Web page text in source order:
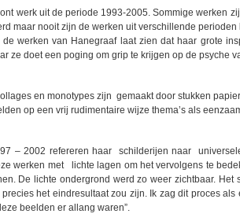
werk uit de periode 1993-2005. Sommige werken
maar nooit zijn de werken uit verschillende
de werken van Hanegraaf laat zien dat haar grote
ze doet een poging om grip te krijgen op de psyche
en monotypes zijn gemaakt door stukken
op een vrij rudimentaire wijze thema’s als
– 2002 refereren haar schilderijen naar
werken met lichte lagen om het vervolgens te
De lichte ondergrond werd zo weer zichtbaar.
het eindresultaat zou zijn. Ik zag dit proces
beelden er allang waren”.